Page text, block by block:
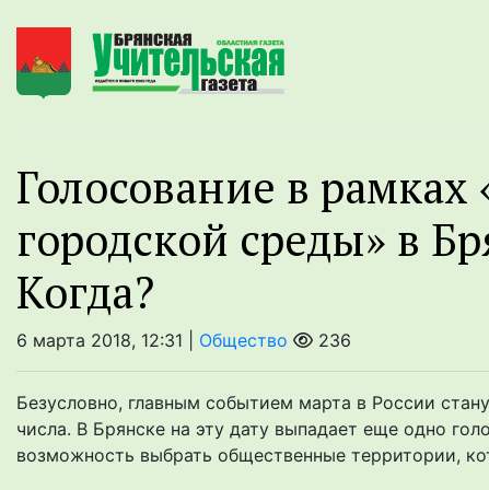
Голосование в
городской среды» в
Когда?
6 марта 2018, 12:31 | Общество 236
Безусловно, главным событием марта в России
числа. В Брянске на эту дату выпадает еще одно
возможность выбрать общественные территории,